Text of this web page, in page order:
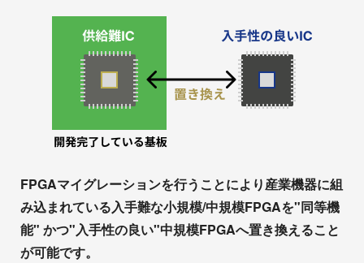
FPGAマイグレーションを行うことにより産業機器に組
み込まれている入手難な小規模/中規模FPGAを"同等機
能" かつ"入手性の良い"中規模FPGAへ置き換えること
が可能です。